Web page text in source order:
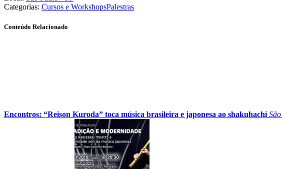
Categorias: Cursos e WorkshopsPalestras
Conteúdo Relacionado
Encontros: “Reison Kuroda” toca música brasileira e japonesa ao shakuhachi